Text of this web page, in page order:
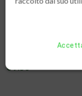
BROWN MAGIC
€ 9.50